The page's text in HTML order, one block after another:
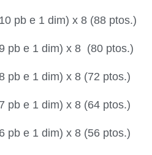
pb e 1 dim) x 8 (88 ptos.)
pb e 1 dim) x 8 (80 ptos.)
pb e 1 dim) x 8 (72 ptos.)
pb e 1 dim) x 8 (64 ptos.)
pb e 1 dim) x 8 (56 ptos.)